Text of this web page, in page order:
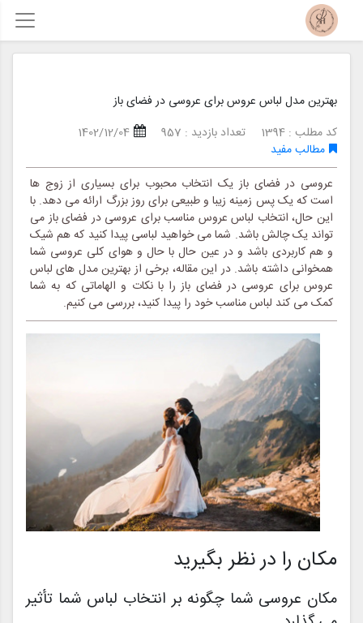
بهترین مدل لباس عروس برای عروسی در فضای باز
کد مطلب : 1394
تعداد بازدید : 957
1402/12/04
مطالب مفید
عروسی در فضای باز یک انتخاب محبوب برای بسیاری از زوج ها
است که یک پس زمینه زیبا و طبیعی برای روز بزرگ ارائه می دهد. با
این حال، انتخاب لباس عروس مناسب برای عروسی در فضای باز می
تواند یک چالش باشد. شما می خواهید لباسی پیدا کنید که هم شیک
و هم کاربردی باشد و در عین حال با حال و هوای کلی عروسی شما
همخوانی داشته باشد. در این مقاله، برخی از بهترین مدل های لباس
عروس برای عروسی در فضای باز را با نکات و الهاماتی که به شما
کمک می کند لباس مناسب خود را پیدا کنید، بررسی می کنیم.
مکان را در نظر بگیرید
مکان عروسی شما چگونه بر انتخاب لباس شما تأثیر